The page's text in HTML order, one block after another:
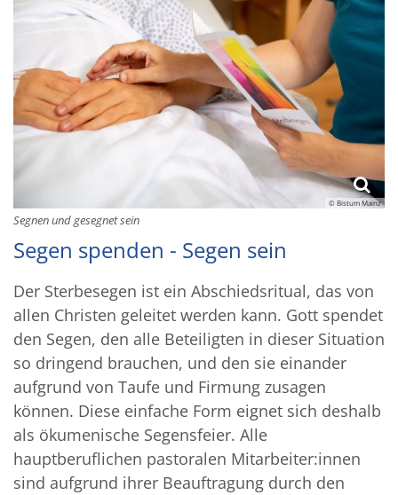
© Bistum Mainz
Segnen und gesegnet sein
Segen spenden - Segen sein
Der Sterbesegen ist ein Abschiedsritual, das von
allen Christen geleitet werden kann. Gott spendet
den Segen, den alle Beteiligten in dieser Situation
so dringend brauchen, und den sie einander
aufgrund von Taufe und Firmung zusagen
können. Diese einfache Form eignet sich deshalb
als ökumenische Segensfeier. Alle
hauptberuflichen pastoralen Mitarbeiter:innen
sind aufgrund ihrer Beauftragung durch den